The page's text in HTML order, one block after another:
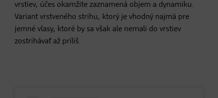
vrstiev, účes okamžite zaznamená objem a dynamiku.
Variant vrstveného strihu, ktorý je vhodný najmä pre
jemné vlasy, ktoré by sa však ale nemali do vrstiev
zostrihávať až príliš.